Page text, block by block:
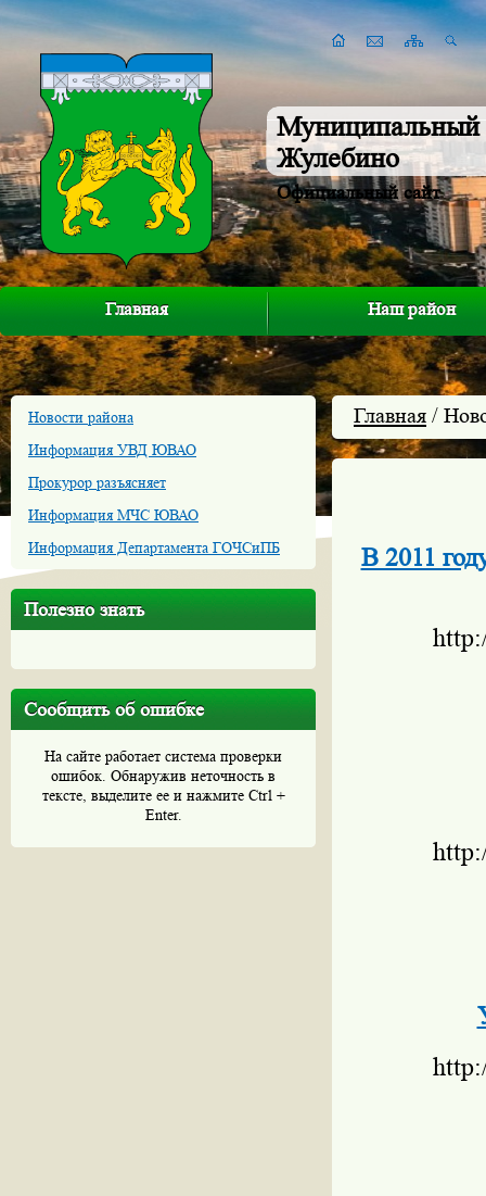
Муниципальный
Жулебино
Официальный сайт
Главная Наш район
Новости района
Информация УВД ЮВАО
Прокурор разъясняет
Информация МЧС ЮВАО
Информация Департамента ГОЧСиПБ
Полезно знать
Сообщить об ошибке
На сайте работает система проверки
ошибок. Обнаружив неточность в
тексте, выделите ее и нажмите Ctrl +
Enter.
Главная /
В 2011